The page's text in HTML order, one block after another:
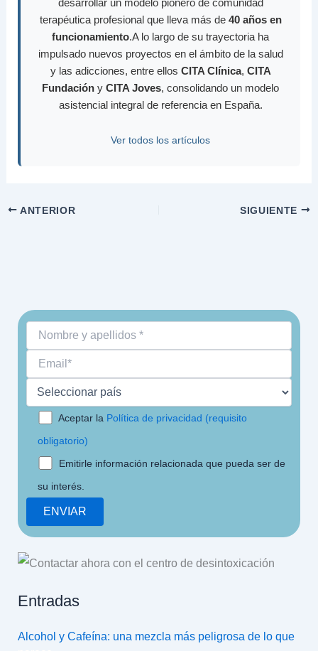
terapéutica profesional que lleva más de 40 años en
funcionamiento.A lo largo de su trayectoria ha
impulsado nuevos proyectos en el ámbito de la salud
y las adicciones, entre ellos CITA Clínica, CITA
Fundación y CITA Joves, consolidando un modelo
asistencial integral de referencia en España.
Ver todos los artículos
ANTERIOR SIGUIENTE
Aceptar la Política de privacidad (requisito
obligatorio)
Emitirle información relacionada que pueda ser de
su interés.
Entradas
Alcohol y Cafeína: una mezcla más peligrosa de lo que